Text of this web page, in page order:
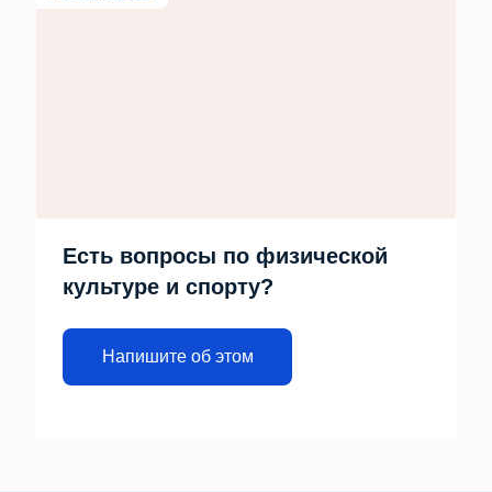
Есть вопросы по физической
культуре и спорту?
Напишите об этом